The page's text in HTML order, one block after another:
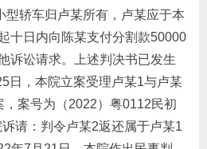
型轿车归卢某所有，卢某应于本
十日内向陈某支付分割款50000
诉讼请求。上述判决书已发生
日，本院立案受理卢某1与卢某
案号为（2022）粤0112民初
请：判令卢某2返还属于卢某1